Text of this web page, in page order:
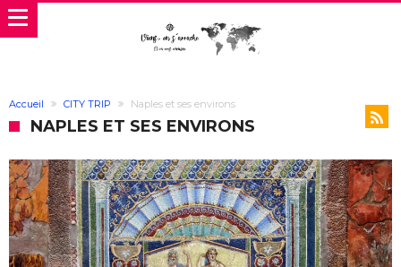
Accueil CITY TRIP Naples et ses environs
NAPLES ET SES ENVIRONS